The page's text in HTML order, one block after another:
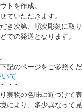
トを作成。
ていただきます。
き次第、順次彫刻に取
での発送となります。
記のページをご参照く
て
・～
実物の色味に近づけて
により、多少異なって